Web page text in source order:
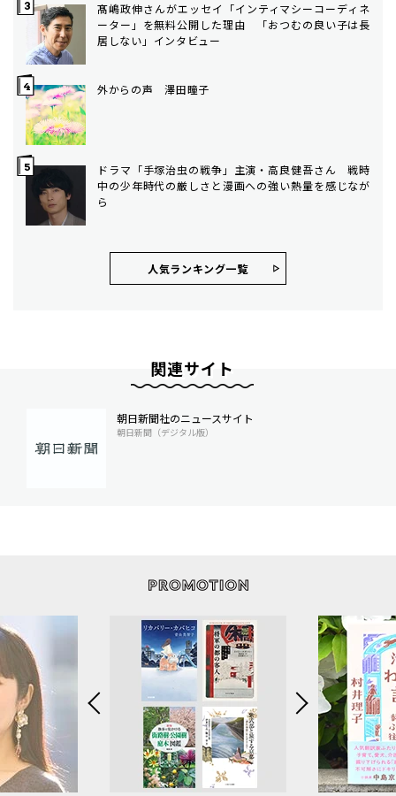
髙嶋政伸さんがエッセイ「インティマシーコーディネ
ーター」を無料公開した理由 「おつむの良い子は長
居しない」インタビュー
外からの声 澤田瞳子
ドラマ「手塚治虫の戦争」主演・高良健吾さん 戦時
中の少年時代の厳しさと漫画への強い熱量を感じなが
ら
人気ランキング⼀覧
関連サイト
朝日新聞社のニュースサイト
朝日新聞（デジタル版）